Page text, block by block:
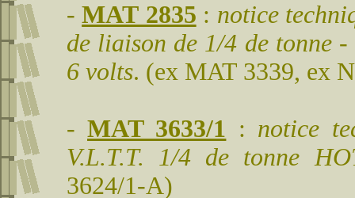
-MAT 2835 : notice
de liaison de 1/4 de tonne
6 volts. (ex MAT 3339, ex
-MAT 3633/1 : notice
V.L.T.T. 1/4 de tonne
3624/1-A)